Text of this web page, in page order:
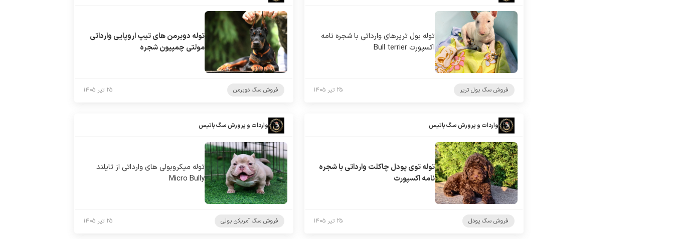
توله بول تریرهای وارداتی با شجره نامه
اکسپورت Bull terrier
فروش سگ بول تریر ۲۵ تیر ۱۴۰۵
توله دوبرمن های تیپ اروپایی وارداتی
مولتی چمپیون شجره
فروش سگ دوبرمن ۲۵ تیر ۱۴۰۵
واردات و پرورش سگ باتیس
توله توی پودل چاکلت وارداتی با شجره
نامه اکسپورت
فروش سگ پودل ۲۵ تیر ۱۴۰۵
واردات و پرورش سگ باتیس
توله میکروبولی های وارداتی از تایلند
Micro Bully
فروش سگ آمریکن بولی ۲۵ تیر ۱۴۰۵